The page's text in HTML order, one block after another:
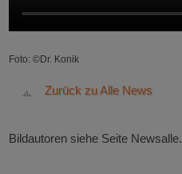
Foto: ©Dr. Konik
Zurück zu Alle News
Bildautoren siehe Seite Newsalle.